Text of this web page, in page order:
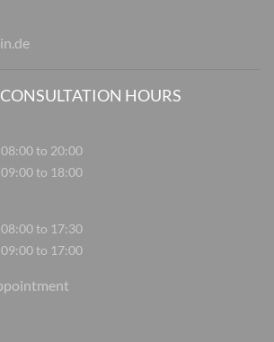
HOURS
08:00 to 20:00
09:00 to 18:00
08:00 to 17:30
09:00 to 17:00